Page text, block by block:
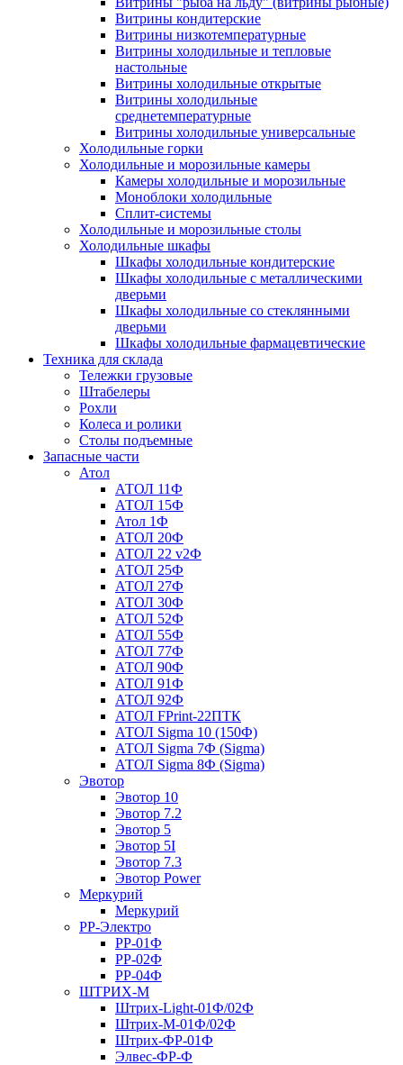
Витрины кондитерские
Витрины низкотемпературные
Витрины холодильные и тепловые
настольные
Витрины холодильные открытые
Витрины холодильные
среднетемпературные
Витрины холодильные универсальные
Холодильные горки
Холодильные и морозильные камеры
Камеры холодильные и морозильные
Моноблоки холодильные
Сплит-системы
Холодильные и морозильные столы
Холодильные шкафы
Шкафы холодильные кондитерские
Шкафы холодильные с металлическими
дверьми
Шкафы холодильные со стеклянными
дверьми
Шкафы холодильные фармацевтические
Техника для склада
Тележки грузовые
Штабелеры
Рохли
Колеса и ролики
Столы подъемные
Запасные части
Атол
АТОЛ 11Ф
АТОЛ 15Ф
Атол 1Ф
АТОЛ 20Ф
АТОЛ 22 v2Ф
АТОЛ 25Ф
АТОЛ 27Ф
АТОЛ 30Ф
АТОЛ 52Ф
АТОЛ 55Ф
АТОЛ 77Ф
АТОЛ 90Ф
АТОЛ 91Ф
АТОЛ 92Ф
АТОЛ FPrint-22ПТК
АТОЛ Sigma 10 (150Ф)
АТОЛ Sigma 7Ф (Sigma)
АТОЛ Sigma 8Ф (Sigma)
Эвотор
Эвотор 10
Эвотор 7.2
Эвотор 5
Эвотор 5I
Эвотор 7.3
Эвотор Power
Меркурий
Меркурий
РР-Электро
РР-01Ф
РР-02Ф
РР-04Ф
ШТРИХ-М
Штрих-Light-01Ф/02Ф
Штрих-М-01Ф/02Ф
Штрих-ФР-01Ф
Элвес-ФР-Ф